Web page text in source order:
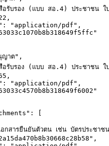
อรับรอง (แบบ สอ.4) ประชาชน ใ
,
: " application/pdf " ,
"
ญาต" ,
อรับรอง (แบบ สอ.4) ประชาชน ใ
,
: " application/pdf " ,
"
: [
อกสารยืนยันตัวตน เช่น บัตรประชา
" ,